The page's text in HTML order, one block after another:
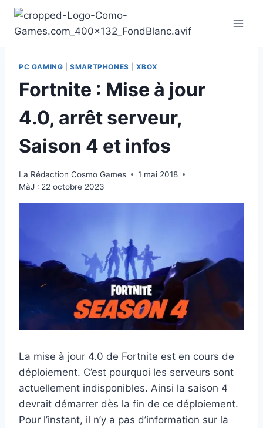
Aller
contenu
PC GAMING |SMARTPHONES XBOX
Fortnite : Mise à jour
4.0, arrêt serveur,
Saison 4 et infos
La Rédaction Cosmo Games
1 mai 2018
MàJ : 22 octobre 2023
La mise à jour 4.0 de Fortnite est en cours de
déploiement. C’est pourquoi les serveurs sont
actuellement indisponibles. Ainsi la saison 4
devrait démarrer dès la fin de ce déploiement.
Pour l’instant, il n’y a pas d’information sur la